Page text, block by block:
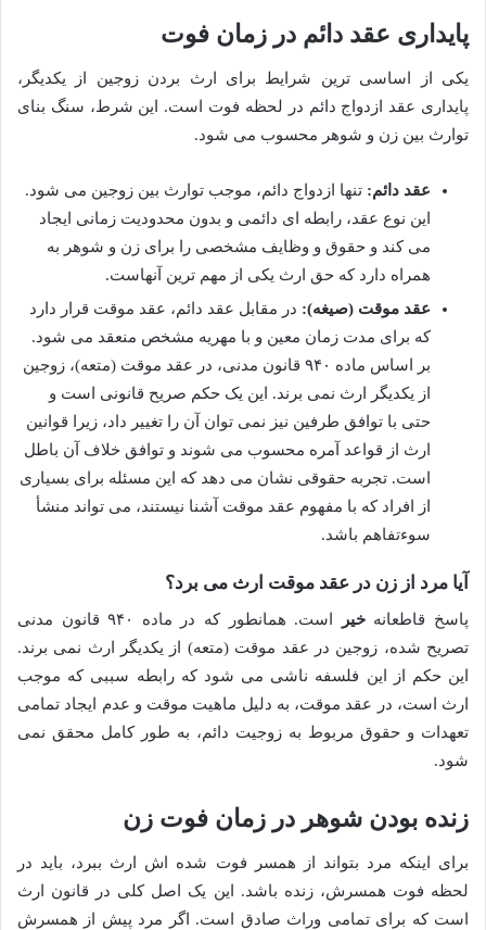
پایداری عقد دائم در زمان فوت
یکی از اساسی ترین شرایط برای ارث بردن زوجین از یکدیگر،
پایداری عقد ازدواج دائم در لحظه فوت است. این شرط، سنگ بنای
توارث بین زن و شوهر محسوب می شود.
عقد دائم: تنها ازدواج دائم، موجب توارث بین زوجین می شود.
این نوع عقد، رابطه ای دائمی و بدون محدودیت زمانی ایجاد
می کند و حقوق و وظایف مشخصی را برای زن و شوهر به
همراه دارد که حق ارث یکی از مهم ترین آنهاست.
عقد موقت (صیغه): در مقابل عقد دائم، عقد موقت قرار دارد
که برای مدت زمان معین و با مهریه مشخص منعقد می شود.
بر اساس ماده ۹۴۰ قانون مدنی، در عقد موقت (متعه)، زوجین
از یکدیگر ارث نمی برند. این یک حکم صریح قانونی است و
حتی با توافق طرفین نیز نمی توان آن را تغییر داد، زیرا قوانین
ارث از قواعد آمره محسوب می شوند و توافق خلاف آن باطل
است. تجربه حقوقی نشان می دهد که این مسئله برای بسیاری
از افراد که با مفهوم عقد موقت آشنا نیستند، می تواند منشأ
سوءتفاهم باشد.
آیا مرد از زن در عقد موقت ارث می برد؟
پاسخ قاطعانهخیر
است. همانطور که در ماده ۹۴۰ قانون مدنی
تصریح شده، زوجین در عقد موقت (متعه) از یکدیگر ارث نمی برند.
این حکم از این فلسفه ناشی می شود که رابطه سببی که موجب
ارث است، در عقد موقت، به دلیل ماهیت موقت و عدم ایجاد تمامی
تعهدات و حقوق مربوط به زوجیت دائم، به طور کامل محقق نمی
شود.
زنده بودن شوهر در زمان فوت زن
برای اینکه مرد بتواند از همسر فوت شده اش ارث ببرد، باید در
لحظه فوت همسرش، زنده باشد. این یک اصل کلی در قانون ارث
است که برای تمامی وراث صادق است. اگر مرد پیش از همسرش